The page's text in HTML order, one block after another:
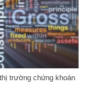
trường chứng khoán